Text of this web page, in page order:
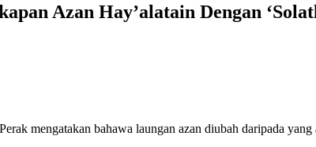
Azan Hay’alatain Dengan
mengatakan bahawa laungan azan diubah daripada